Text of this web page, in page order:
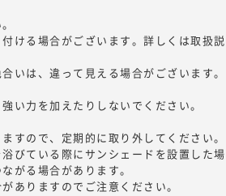
ける場合がございます。詳しくは取扱説
いは、違って見える場合がございます。
い力を加えたりしないでください。
すので、定期的に取り外してください。
びている際にサンシェードを設置した場
がる場合があります。
ありますのでご注意ください。